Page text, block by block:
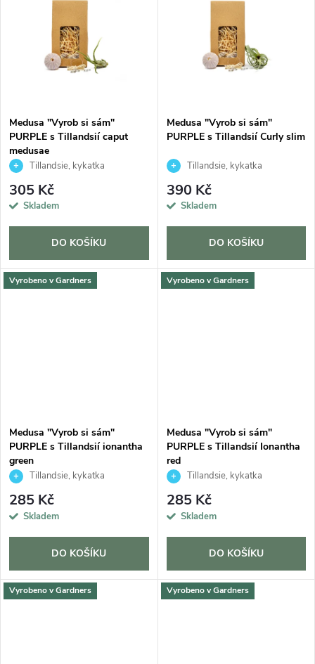
Medusa "Vyrob si sám"
PURPLE s Tillandsií caput
medusae
Tillandsie, kykatka
305 Kč
Skladem
DO KOŠÍKU
Medusa "Vyrob si sám"
PURPLE s Tillandsií Curly slim
Tillandsie, kykatka
390 Kč
Skladem
DO KOŠÍKU
Vyrobeno v Gardners
Medusa "Vyrob si sám"
PURPLE s Tillandsií ionantha
green
Tillandsie, kykatka
285 Kč
Skladem
DO KOŠÍKU
Vyrobeno v Gardners
Medusa "Vyrob si sám"
PURPLE s Tillandsií Ionantha
red
Tillandsie, kykatka
285 Kč
Skladem
DO KOŠÍKU
Vyrobeno v Gardners Vyrobeno v Gardners